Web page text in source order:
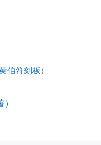
伯符刻板）